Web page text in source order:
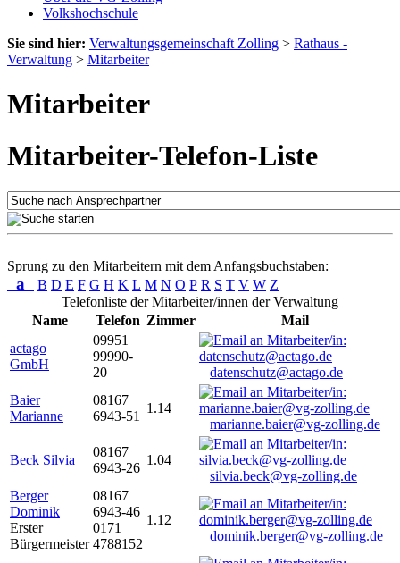
Volkshochschule
Sie sind hier: Verwaltungsgemeinschaft Zolling > Rathaus -
Verwaltung > Mitarbeiter
Mitarbeiter
Mitarbeiter-Telefon-Liste
Sprung zu den Mitarbeitern mit dem Anfangsbuchstaben:
a B D E F G H K L M N O P R S T V W Z
Telefonliste der Mitarbeiter/innen der Verwaltung
Name
Telefon Zimmer
Mail
actago
GmbH
09951
99990-
20
datenschutz@actago.de
Baier
Marianne
08167
6943-51
1.14
marianne.baier@vg-zolling.de
Beck Silvia
08167
6943-26
1.04
silvia.beck@vg-zolling.de
Berger
Dominik
Erster
Bürgermeister
08167
6943-46
0171
4788152
1.12
dominik.berger@vg-zolling.de